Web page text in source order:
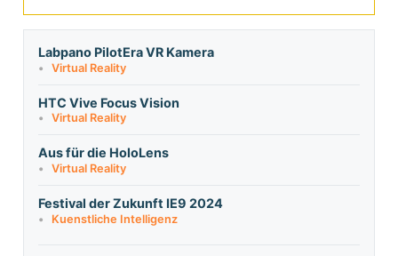
Labpano PilotEra VR Kamera
Virtual Reality
HTC Vive Focus Vision
Virtual Reality
Aus für die HoloLens
Virtual Reality
Festival der Zukunft IE9 2024
Kuenstliche Intelligenz